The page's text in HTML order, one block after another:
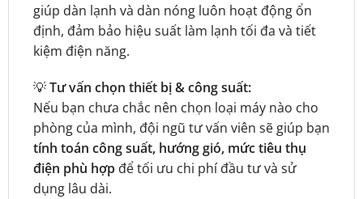
giúp dàn lạnh và dàn nóng luôn hoạt động ổn
định, đảm bảo hiệu suất làm lạnh tối đa và tiết
kiệm điện năng.
💡Tư vấn chọn thiết bị & công suất:
Nếu bạn chưa chắc nên chọn loại máy nào cho
phòng của mình, đội ngũ tư vấn viên sẽ giúp bạn
tính toán công suất, hướng gió, mức tiêu thụ
điện phù hợpđể tối ưu chi phí đầu tư và sử
dụng lâu dài.